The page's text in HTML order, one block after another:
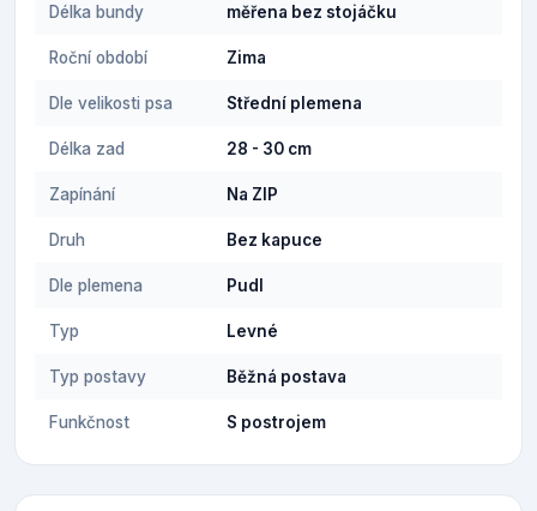
Délka bundy měřena bez stojáčku
Roční období Zima
Dle velikosti psa Střední plemena
Délka zad 28 - 30 cm
Zapínání Na ZIP
Druh Bez kapuce
Dle plemena Pudl
Typ Levné
Typ postavy Běžná postava
Funkčnost S postrojem